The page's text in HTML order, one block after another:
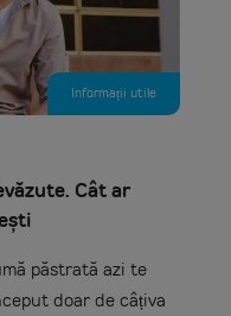
Informații utile
Cât ar
păstrată azi te
doar de câțiva